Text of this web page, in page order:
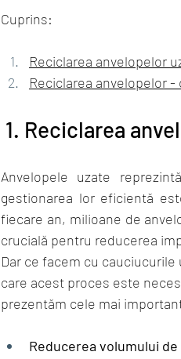
Cuprins:
Reciclarea anvelopelor
Reciclarea anvelopelor
1. Reciclarea
Anvelopele uzate
gestionarea lor eficientă
fiecare an, milioane de
crucială pentru reducerea
Dar ce facem cu
care acest proces este
prezentăm cele mai
Reducerea volumului